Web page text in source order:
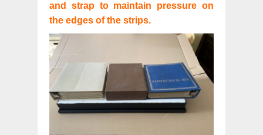
and strap to maintain pressure on
the edges of the strips.